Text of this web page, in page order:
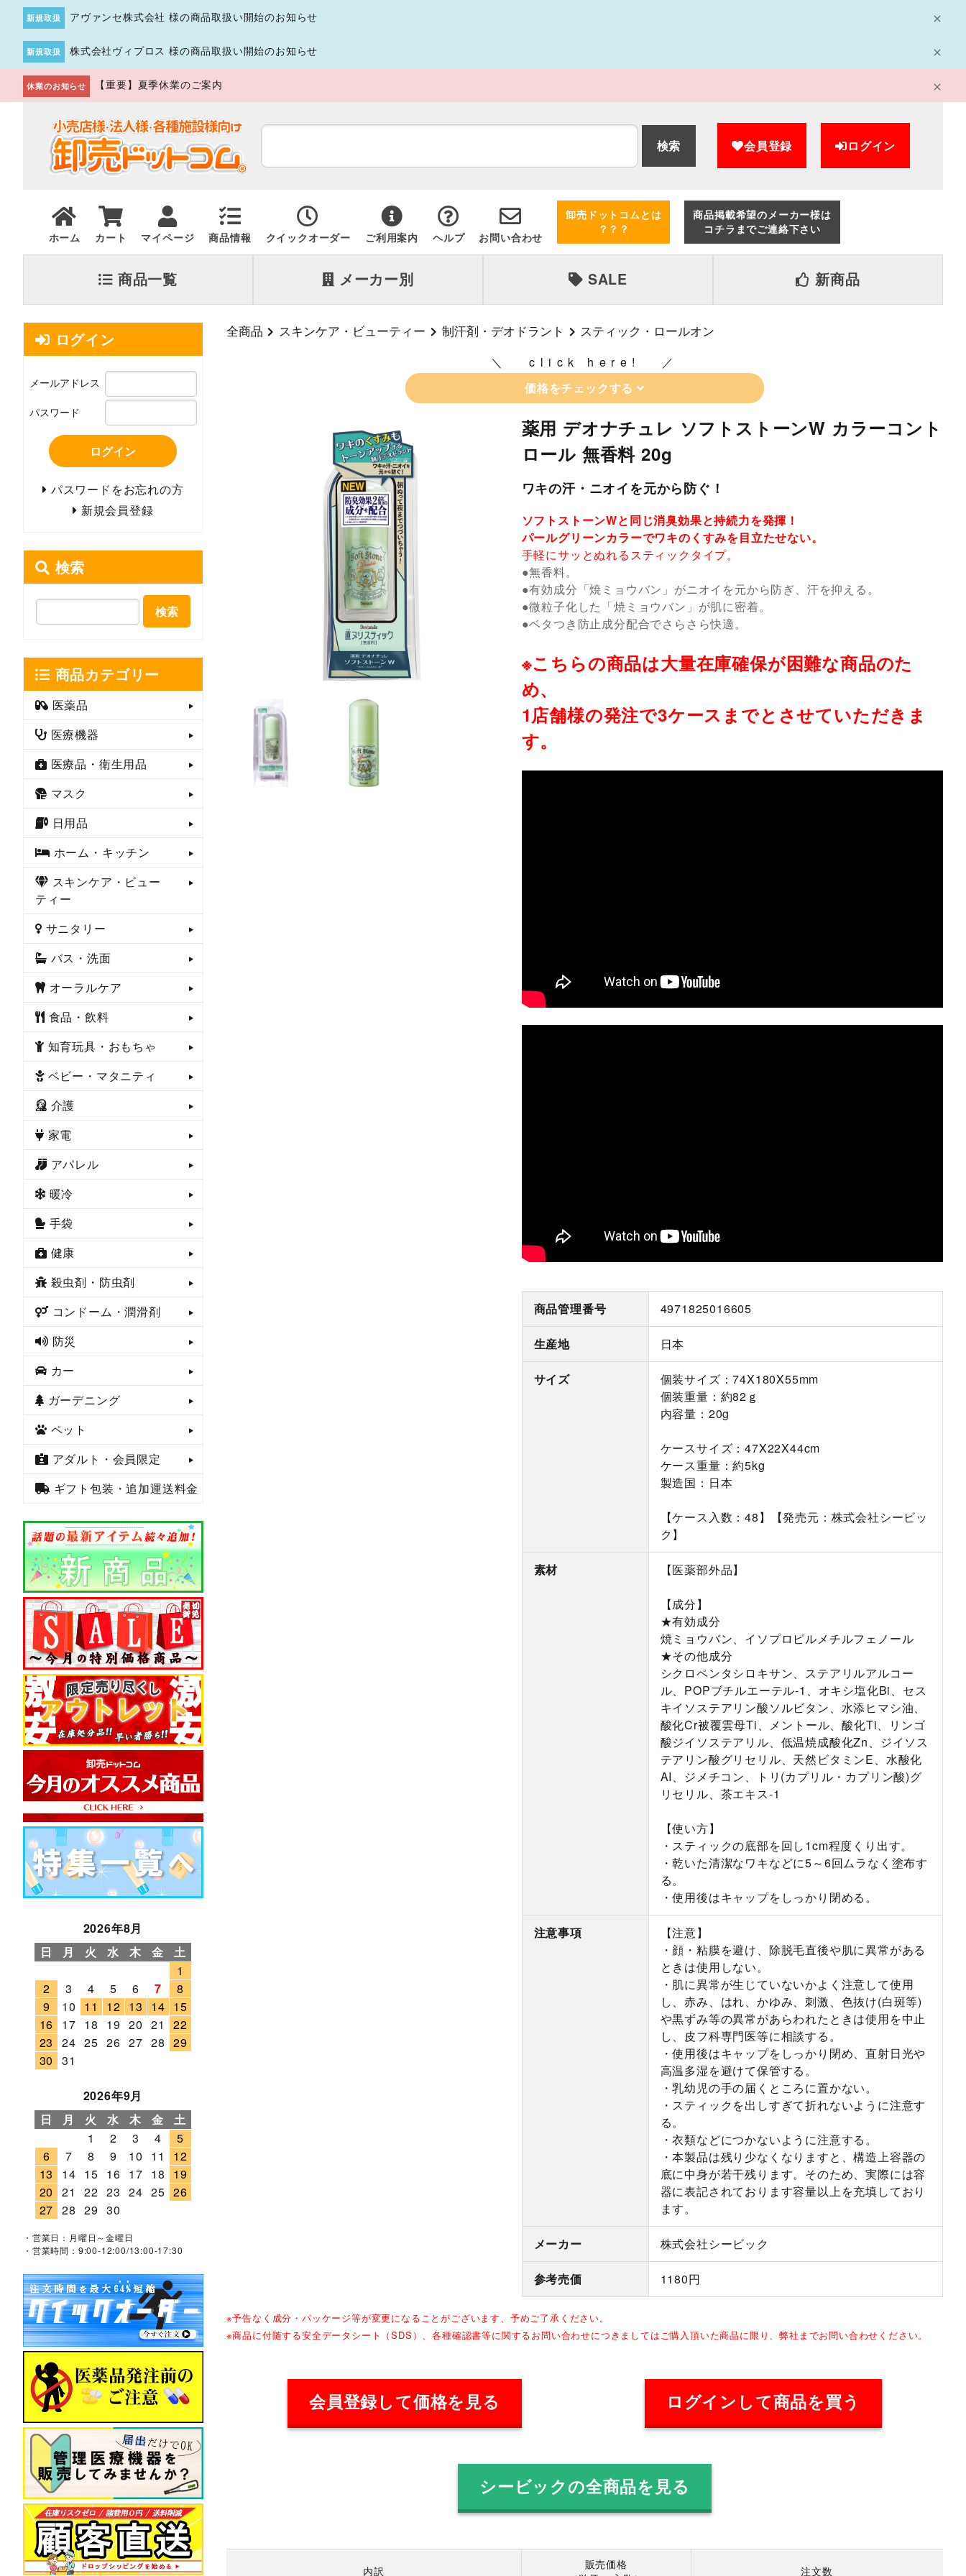
新規取扱 アヴァンセ株式会社 様の商品取扱い開始のお知らせ
新規取扱 株式会社ヴィプロス 様の商品取扱い開始のお知らせ
休業のお知らせ 【重要】夏季休業のご案内
検索 会員登録 ログイン
ホーム カート マイページ 商品情報 クイックオーダー ご利用案内 ヘルプ お問い合わせ
卸売ドットコムとは
？？？
商品掲載希望のメーカー様は
コチラまでご連絡下さい
商品一覧 メーカー別 SALE 新商品
全商品 スキンケア・ビューティー 制汗剤・デオドラント スティック・ロールオン
click here!
価格をチェックする
薬用 デオナチュレ ソフトストーンW カラーコント
ロール 無香料 20g
ワキの汗・ニオイを元から防ぐ！
ソフトストーンWと同じ消臭効果と持続力を発揮！
パールグリーンカラーでワキのくすみを目立たせない。
手軽にサッとぬれるスティックタイプ。
●無香料。
●有効成分「焼ミョウバン」がニオイを元から防ぎ、汗を抑える。
●微粒子化した「焼ミョウバン」が肌に密着。
●ベタつき防止成分配合でさらさら快適。
※こちらの商品は大量在庫確保が困難な商品のた
め、
1店舗様の発注で3ケースまでとさせていただきま
す。
商品管理番号 4971825016605
生産地 日本
サイズ
個装サイズ：74X180X55mm
個装重量：約82ｇ
内容量：20g
ケースサイズ：47X22X44cm
ケース重量：約5kg
製造国：日本
【ケース入数：48】【発売元：株式会社シービッ
ク】
素材 【医薬部外品】
【成分】
★有効成分
焼ミョウバン、イソプロピルメチルフェノール
★その他成分
シクロペンタシロキサン、ステアリルアルコー
ル、POPブチルエーテル-1、オキシ塩化Bi、セス
キイソステアリン酸ソルビタン、水添ヒマシ油、
酸化Cr被覆雲母Ti、メントール、酸化Ti、リンゴ
酸ジイソステアリル、低温焼成酸化Zn、ジイソス
テアリン酸グリセリル、天然ビタミンE、水酸化
AI、ジメチコン、トリ(カプリル・カプリン酸)グ
リセリル、茶エキス-1
【使い方】
・スティックの底部を回し1cm程度くり出す。
・乾いた清潔なワキなどに5～6回ムラなく塗布す
る。
・使用後はキャップをしっかり閉める。
注意事項
【注意】
・顔・粘膜を避け、除脱毛直後や肌に異常がある
ときは使用しない。
・肌に異常が生じていないかよく注意して使用
し、赤み、はれ、かゆみ、刺激、色抜け(白斑等)
や黒ずみ等の異常があらわれたときは使用を中止
し、皮フ科専門医等に相談する。
・使用後はキャップをしっかり閉め、直射日光や
高温多湿を避けて保管する。
・乳幼児の手の届くところに置かない。
・スティックを出しすぎて折れないように注意す
る。
・衣類などにつかないように注意する。
・本製品は残り少なくなりますと、構造上容器の
底に中身が若干残ります。そのため、実際には容
器に表記されております容量以上を充填しており
ます。
メーカー 株式会社シービック
参考売価 1180円
※予告なく成分・パッケージ等が変更になることがございます、予めご了承ください。
※商品に付随する安全データシート（SDS）、各種確認書等に関するお問い合わせにつきましてはご購入頂いた商品に限り、弊社までお問い合わせください。
会員登録して価格を見る ログインして商品を買う
シービックの全商品を見る
内訳
販売価格
注文数
ログイン
メールアドレス
パスワード
ログイン
パスワードをお忘れの方
新規会員登録
検索
検索
商品カテゴリー
医薬品
医療機器
医療品・衛生用品
マスク
日用品
ホーム・キッチン
スキンケア・ビュー
ティー
サニタリー
バス・洗面
オーラルケア
食品・飲料
知育玩具・おもちゃ
ベビー・マタニティ
介護
家電
アパレル
暖冷
手袋
健康
殺虫剤・防虫剤
コンドーム・潤滑剤
防災
カー
ガーデニング
ペット
アダルト・会員限定
ギフト包装・追加運送料金
2026年8月
日
月 火 水 木 金
土
1
2
3 4 5 6 7
8
9
10 11 12 13 14 15
16
17 18 19 20 21
22
23
24 25 26 27 28 29
30
31
2026年9月
日
月 火 水 木 金
土
1
2 3 4
5
6
7 8 9 10 11
12
13
14 15 16 17 18
19
20
21 22 23 24 25 26
27 28 29 30
・営業日：月曜日～金曜日
・営業時間：9:00-12:00/13:00-17:30